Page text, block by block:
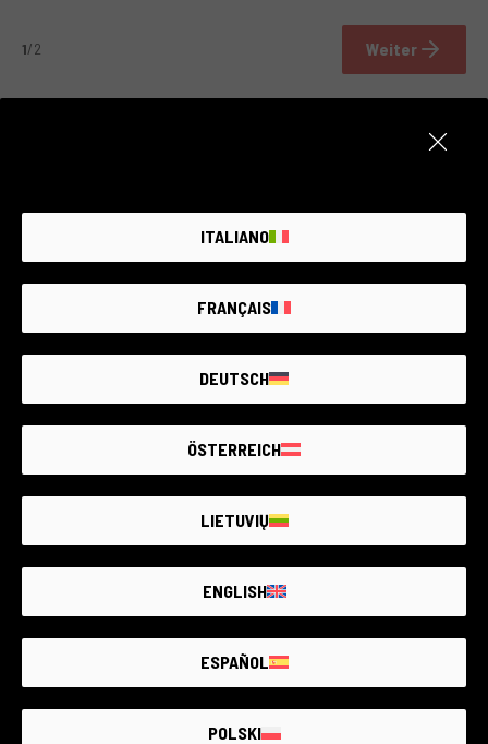
1/2 Weiter
WIR HABEN 401.307 GEBRAUCHTE KAMERAS UND
OBJEKTIVE VERKAUFT
Mit einem Katalog von 19.298 Artikeln bieten wir die
größte Auswahl an gebrauchtem Fotoequipment in
ITALIANO
FRANÇAIS
DEUTSCH
ÖSTERREICH
LIETUVIŲ
ENGLISH
ESPAÑOL
POLSKI